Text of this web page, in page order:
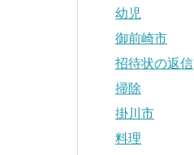
幼児
御前崎市
招待状の返信
掃除
掛川市
料理